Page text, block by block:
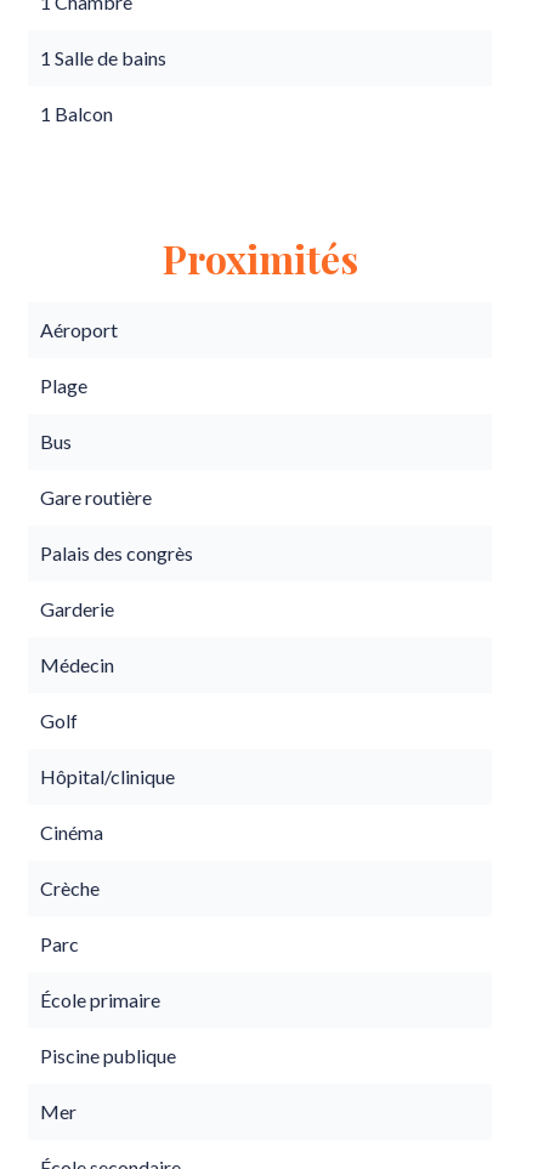
1 Salle de bains
1 Balcon
Proximités
Aéroport
Plage
Bus
Gare routière
Palais des congrès
Garderie
Médecin
Golf
Hôpital/clinique
Cinéma
Crèche
Parc
École primaire
Piscine publique
Mer